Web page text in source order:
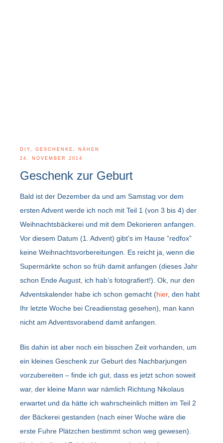
DIY, GESCHENKE , NÄHEN
24. NOVEMBER 2014
Geschenk zur Geburt
Bald ist der Dezember da und am Samstag vor dem
ersten Advent werde ich noch mit Teil 1 (von 3 bis 4) der
Weihnachtsbäckerei und mit dem Dekorieren anfangen.
Vor diesem Datum (1. Advent) gibt’s im Hause “redfox”
keine Weihnachtsvorbereitungen. Es reicht ja, wenn die
Supermärkte schon so früh damit anfangen (dieses Jahr
schon Ende August, ich hab’s fotografiert!). Ok, nur den
Adventskalender habe ich schon gemacht (hier, den habt
Ihr letzte Woche bei Creadienstag gesehen), man kann
nicht am Adventsvorabend damit anfangen.
Bis dahin ist aber noch ein bisschen Zeit vorhanden, um
ein kleines Geschenk zur Geburt des Nachbarjungen
vorzubereiten – finde ich gut, dass es jetzt schon soweit
war, der kleine Mann war nämlich Richtung Nikolaus
erwartet und da hätte ich wahrscheinlich mitten im Teil 2
der Bäckerei gestanden (nach einer Woche wäre die
erste Fuhre Plätzchen bestimmt schon weg gewesen).